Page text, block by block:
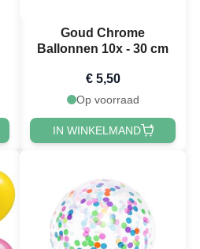
Goud Chrome
Ballonnen 10x - 30 cm
€ 5,50
Op voorraad
IN WINKELMAND